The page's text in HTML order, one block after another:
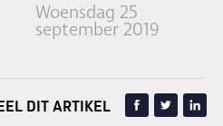
Woensdag 25
september 2019
DIT ARTIKEL